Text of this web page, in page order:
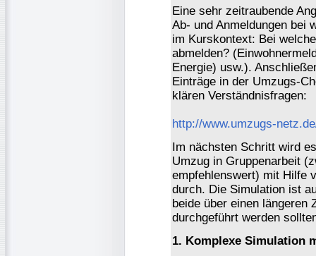
Eine sehr zeitraubende
Ab- und Anmeldungen bei
im Kurskontext: Bei
abmelden?
Energie) usw.).
Einträge in der Umzugs-
klären Verständnisfragen:
http://www.umzugs-
Im nächsten Schritt wird
Umzug in Gruppenarbeit
empfehlenswert) mit Hilfe
durch. Die Simulation ist
beide über einen längeren
durchgeführt werden
1. Komplexe Simulation